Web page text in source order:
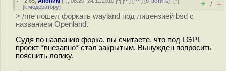
[к модератору] + / –
> /me пошел форкать wayland под лицензией bsd с
названием Openland.
Судя по названию форка, вы считаете, что под LGPL
проект *внезапно* стал закрытым. Вынужден попросить
пояснить логику.